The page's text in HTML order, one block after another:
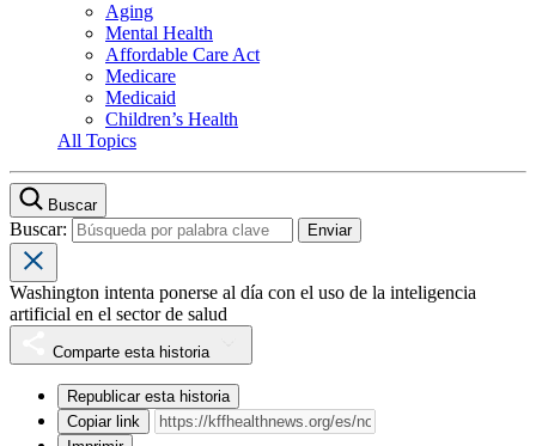
Aging
Mental Health
Affordable Care Act
Medicare
Medicaid
Children’s Health
All Topics
Buscar
Buscar:
Washington intenta ponerse al día con el uso de la inteligencia
artificial en el sector de salud
Comparte esta historia
Republicar esta historia
Copiar link